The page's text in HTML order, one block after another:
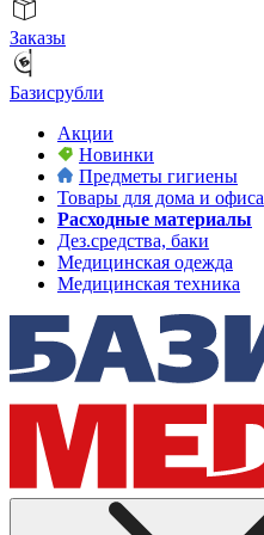
Заказы
Базисрубли
Акции
Новинки
Предметы гигиены
Товары для дома и офиса
Расходные материалы
Дез.средства, баки
Медицинская одежда
Медицинская техника